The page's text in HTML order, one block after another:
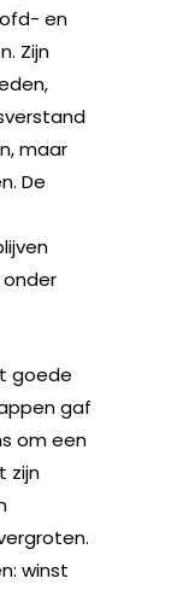
en
Zijn
maar
De
goede
gaf
om een
zijn
winst